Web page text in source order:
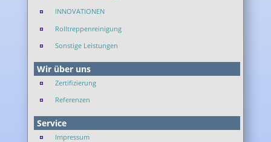
INNOVATIONEN
Rolltreppenreinigung
Sonstige Leistungen
Wir über uns
Zertifizierung
Referenzen
Service
Impressum